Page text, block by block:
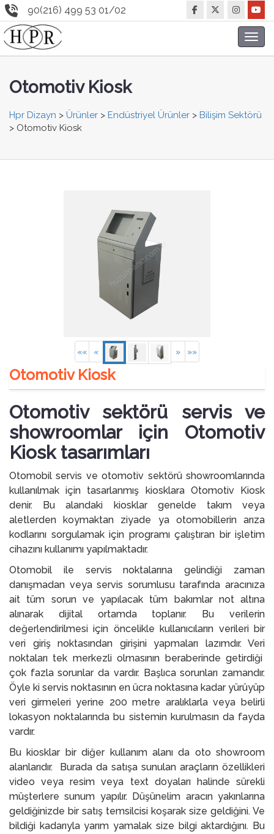
90(216) 499 53 01/02
Otomotiv Kiosk
Hpr Dizayn > Ürünler > Endüstriyel Ürünler > Bilişim Sektörü
> Otomotiv Kiosk
«« « » »»
Otomotiv Kiosk
Otomotiv sektörü servis ve
showroomlar için Otomotiv
Kiosk tasarımları
Otomobil servis ve otomotiv sektörü showroomlarında
kullanılmak için tasarlanmış kiosklara Otomotiv Kiosk
denir. Bu alandaki kiosklar genelde takım veya
aletlerden koymaktan ziyade ya otomobillerin arıza
kodlarını sorgulamak için programı çalıştıran bir işletim
cihazını kullanımı yapılmaktadır.
Otomobil ile servis noktalarına gelindiği zaman
danışmadan veya servis sorumlusu tarafında aracınıza
ait tüm sorun ve yapılacak tüm bakımlar not altına
alınarak dijital ortamda toplanır. Bu verilerin
değerlendirilmesi için öncelikle kullanıcıların verileri bir
veri giriş noktasından girişini yapmaları lazımdır. Veri
noktaları tek merkezli olmasının beraberinde getirdiği
çok fazla sorunlar da vardır. Başlıca sorunları zamandır.
Öyle ki servis noktasının en ücra noktasına kadar yürüyüp
veri girmeleri yerine 200 metre aralıklarla veya belirli
lokasyon noktalarında bu sistemin kurulmasın da fayda
vardır.
Bu kiosklar bir diğer kullanım alanı da oto showroom
alanlarıdır. Burada da satışa sunulan araçların özellikleri
video veya resim veya text doyaları halinde sürekli
müşterlere sunum yapılır. Düşünelim aracın yakınlarına
geldiğinizde bir satış temsilcisi koşarak size geldiğini. Ve
bildiği kadarıyla yarım yamalak size bilgi aktardığını. Bu